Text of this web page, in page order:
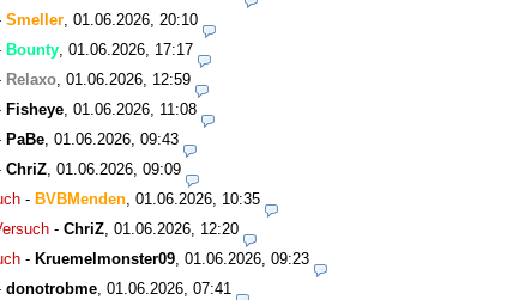
Smeller 01.06.2026, 20:10
Bounty 01.06.2026, 17:17
Relaxo 01.06.2026, 12:59
Fisheye 01.06.2026, 11:08
PaBe 01.06.2026, 09:43
ChriZ 01.06.2026, 09:09
- BVBMenden 01.06.2026, 10:35
- ChriZ 01.06.2026, 12:20
- Kruemelmonster09 01.06.2026, 09:23
donotrobme 01.06.2026, 07:41